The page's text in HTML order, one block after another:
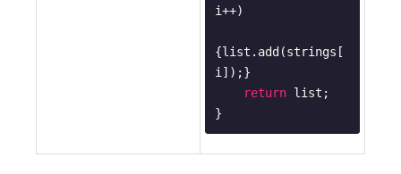
i++)
{list.add(strings[
i]);}
return list;
}